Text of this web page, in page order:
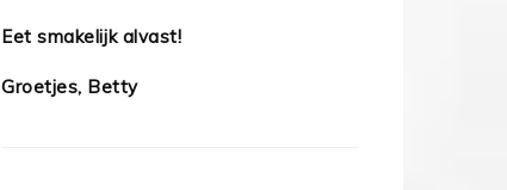
Eet smakelijk alvast!
Groetjes, Betty